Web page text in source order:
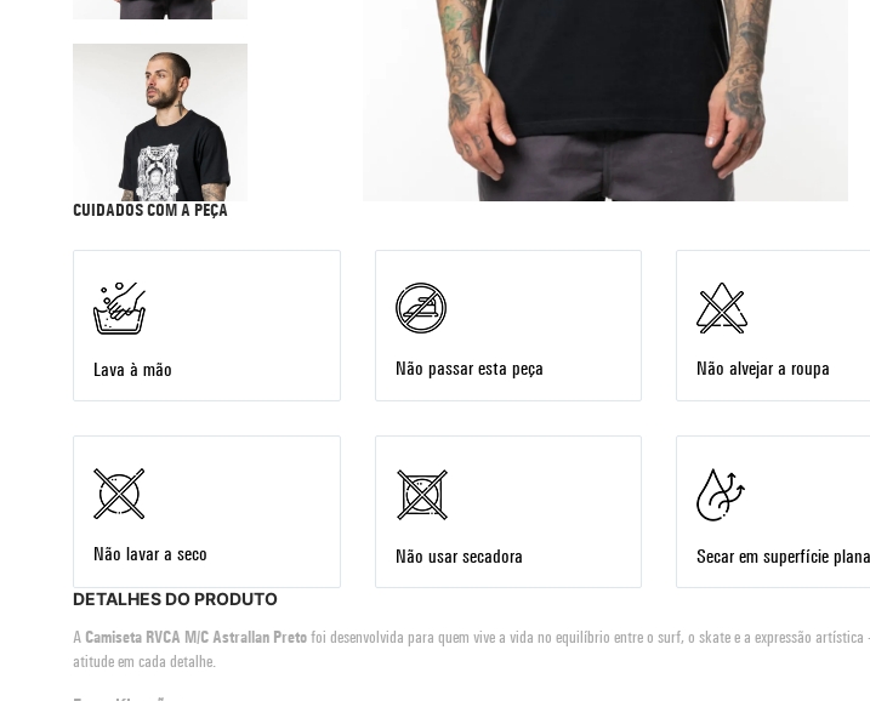
CUIDADOS COM A PEÇA
Lava à mão Não passar esta peça Não alvejar a roupa
Não lavar a seco Não usar secadora Secar em superfície plana
DETALHES DO PRODUTO
A Camiseta RVCA M/C Astrallan Pretofoi desenvolvida para quem vive a vida no equilíbrio entre o surf, o skate e a expressão
atitude em cada detalhe.